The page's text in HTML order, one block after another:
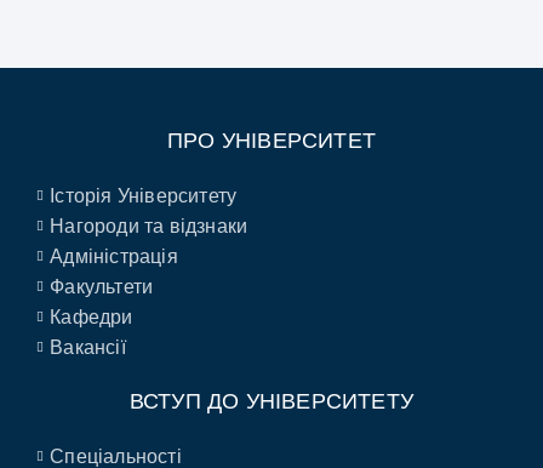
ПРО УНІВЕРСИТЕТ
Історія Університету
Нагороди та відзнаки
Адміністрація
Факультети
Кафедри
Вакансії
ВСТУП ДО УНІВЕРСИТЕТУ
Спеціальності